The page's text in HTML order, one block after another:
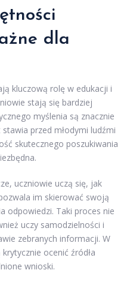
dla
kluczową rolę w edukacji i
stają się bardziej
myślenia są znacznie
przed młodymi ludźmi
skutecznego poszukiwania
uczniowie uczą się, jak
im skierować swoją
odpowiedzi. Taki proces nie
uczy samodzielności i
zebranych informacji. W
ocenić źródła
wnioski.